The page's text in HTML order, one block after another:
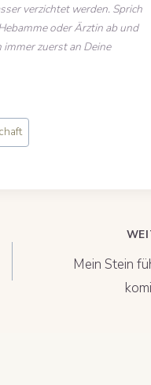
verzichtet werden. Sprich
oder Ärztin ab und
immer zuerst an Deine
Mein Stein